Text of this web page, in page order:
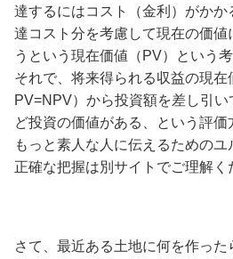
達するにはコスト（金利）がかか
達コスト分を考慮して現在の価値
うという現在価値（PV）という
それで、将来得られる収益の現在
PV=NPV）から投資額を差し引
ど投資の価値がある、という評
もっと素人な人に伝えるためのユ
正確な把握は別サイトでご理解く
さて、最近ある土地に何を作った